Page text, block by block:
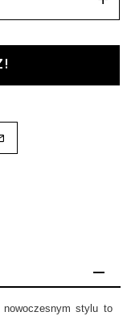
nowoczesnym stylu to